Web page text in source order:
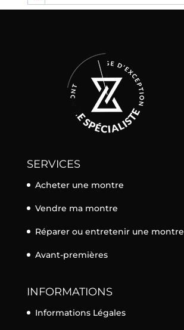
SERVICES
Acheter une montre
Vendre ma montre
Réparer ou entretenir une montre
Avant-premières
INFORMATIONS
Informations Légales